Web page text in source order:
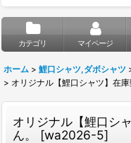
カテゴリ マイページ
ホーム > 鯉口シャツ,ダボシャツ
> オリジナル【鯉口シャツ】在庫
オリジナル【鯉口シ
ん。
[wa2026-5]